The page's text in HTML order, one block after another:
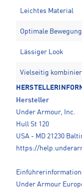
Leichtes Material
Optimale
Lässiger Look
Vielseitig
Hersteller
Under Armour, Inc.
Hull St 120
USA - MD 21230
https://
Under Armour